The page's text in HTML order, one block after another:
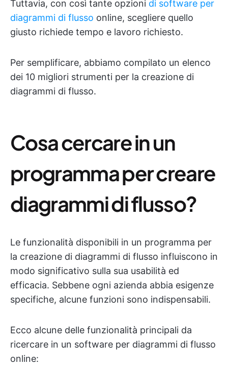
Tuttavia, con così tante opzioni di software per
diagrammi di flusso online, scegliere quello
giusto richiede tempo e lavoro richiesto.
Per semplificare, abbiamo compilato un elenco
dei 10 migliori strumenti per la creazione di
diagrammi di flusso.
Cosa cercare in un
programma per creare
diagrammi di flusso?
Le funzionalità disponibili in un programma per
la creazione di diagrammi di flusso influiscono in
modo significativo sulla sua usabilità ed
efficacia. Sebbene ogni azienda abbia esigenze
specifiche, alcune funzioni sono indispensabili.
Ecco alcune delle funzionalità principali da
ricercare in un software per diagrammi di flusso
online: